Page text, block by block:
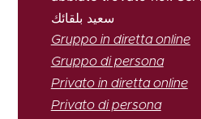
سعيد بلقائك
Gruppo in diretta online
Gruppo di persona
Privato in diretta online
Privato di persona